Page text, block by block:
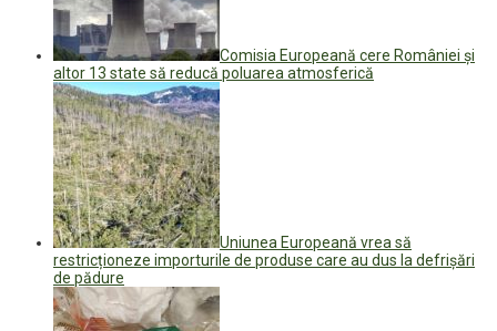
Comisia Europeană cere României și
altor 13 state să reducă poluarea atmosferică
Uniunea Europeană vrea să
restricționeze importurile de produse care au dus la defrișări
de pădure